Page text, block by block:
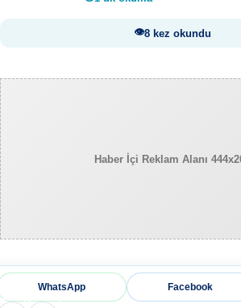
8 kez okundu
Haber İçi Reklam Alanı
WhatsApp Facebook